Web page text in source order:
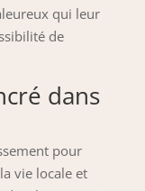
qui leur
de
dans
pour
vie locale et